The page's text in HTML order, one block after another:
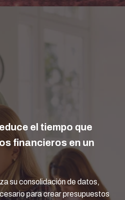
el tiempo que
financieros en un
su consolidación de datos,
para crear presupuestos